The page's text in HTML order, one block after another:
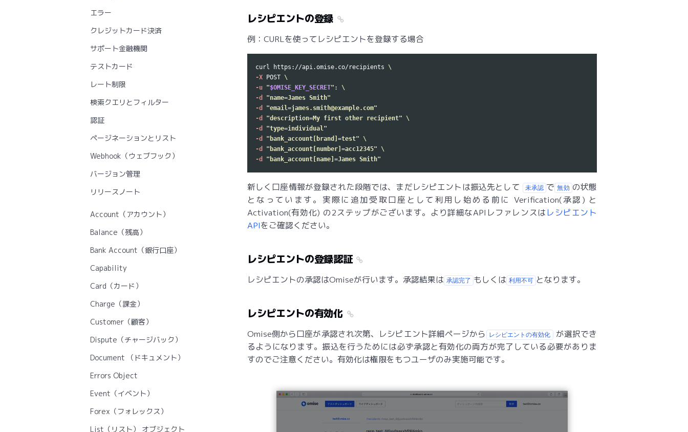
エラー
クレジットカード決済
サポート金融機関
テストカード
レート制限
検索クエリとフィルター
認証
ページネーションとリスト
Webhook（ウェブフック）
バージョン管理
リリースノート
Account（アカウント）
Balance（残高）
Bank Account（銀行口座）
Capability
Card（カード）
Charge（課金）
Customer（顧客）
Dispute（チャージバック）
Document （ドキュメント）
Errors Object
Event（イベント）
Forex（フォレックス）
List（リスト） オブジェクト
レシピエントの登録
例：CURLを使ってレシピエントを登録する場合
curl https://api.omise.co/recipients \
-X POST \
-u "$OMISE_KEY_SECRET" : \
-d
"name=James Smith"
-d
"email=james.smith@example.com"
-d
"description=My first other recipient" \
-d
"type=individual"
-d
"bank_account[brand]=test" \
-d
"bank_account[number]=acc12345" \
-d
"bank_account[name]=James Smith"
新しく口座情報が登録された段階では、まだレシピエントは振込先として 未承認 で 無効 の状態
となっています。実際に追加受取口座として利用し始める前に Verification(承認) と
Activation(有効化) の2ステップがございます。より詳細なAPIレファレンスは レシピエント
APIをご確認ください。
レシピエントの登録認証
レシピエントの承認はOmiseが行います。承認結果は 承認完了 もしくは 利用不可 となります。
レシピエントの有効化
Omise側から口座が承認され次第、レシピエント詳細ページから レシピエントの有効化 が選択でき
るようになります。振込を行うためには必ず承認と有効化の両方が完了している必要がありま
すのでご注意ください。有効化は権限をもつユーザのみ実施可能です。